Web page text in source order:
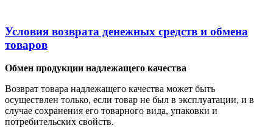
Условия возврата денежных средств и обмена
товаров
Обмен продукции надлежащего качества
Возврат товара надлежащего качества может быть
осуществлен только, если товар не был в эксплуатации, и в
случае сохранения его товарного вида, упаковки и
потребительских свойств.